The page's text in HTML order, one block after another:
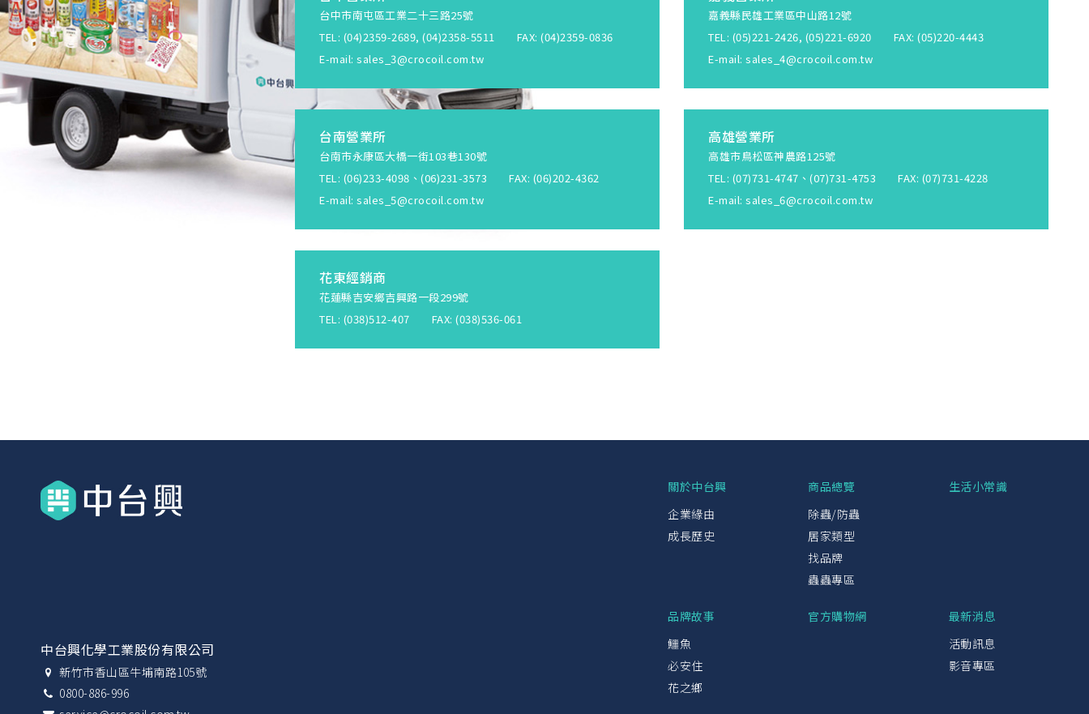
台中市南屯區工業二十三路25號
TEL: (04)2359-2689, (04)2358-5511 FAX: (04)2359-0836
E-mail: sales_3@crocoil.com.tw
嘉義縣民雄工業區中山路12號
TEL: (05)221-2426, (05)221-6920 FAX: (05)220-4443
E-mail: sales_4@crocoil.com.tw
台南營業所
台南市永康區大橋一街103巷130號
TEL: (06)233-4098、(06)231-3573 FAX: (06)202-4362
E-mail: sales_5@crocoil.com.tw
高雄營業所
高雄市鳥松區神農路125號
TEL: (07)731-4747、(07)731-4753 FAX: (07)731-4228
E-mail: sales_6@crocoil.com.tw
花東經銷商
花蓮縣吉安鄉吉興路一段299號
TEL: (038)512-407 FAX: (038)536-061
中台興化學工業股份有限公司
新竹市香山區牛埔南路105號
0800-886-996
關於中台興
企業緣由
成長歷史
商品總覽
除蟲/防蟲
居家類型
找品牌
蟲蟲專區
生活小常識
品牌故事
鱷魚
必安住
花之鄉
官方購物網
最新消息
活動訊息
影音專區